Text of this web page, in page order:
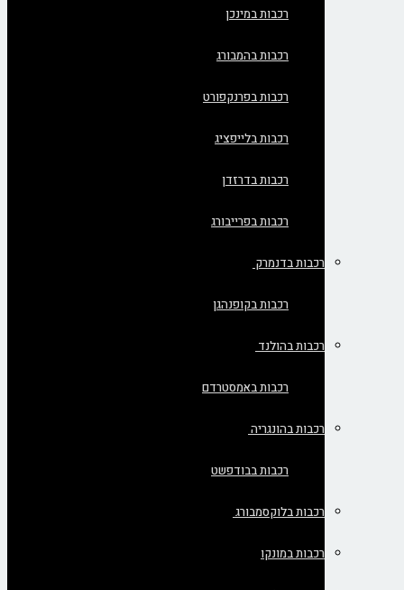
רכבות במינכן
רכבות בהמבורג
רכבות בפרנקפורט
רכבות בלייפציג
רכבות בדרזדן
רכבות בפרייבורג
רכבות בדנמרק
רכבות בקופנהגן
רכבות בהולנד
רכבות באמסטרדם
רכבות בהונגריה
רכבות בבודפשט
רכבות בלוקסמבורג
רכבות במונקו